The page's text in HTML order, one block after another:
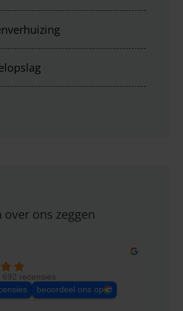
ons zeggen
recensies
beoordeel ons op